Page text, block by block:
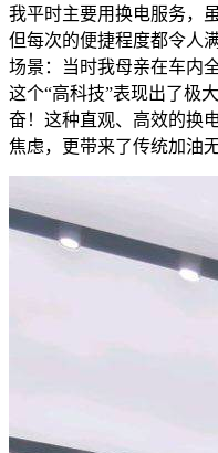
我平时主要用换电服务，
但每次的便捷程度都令人
场景：当时我母亲在车内
这个“高科技”表现出了极
奋！这种直观、高效的换
焦虑，更带来了传统加油